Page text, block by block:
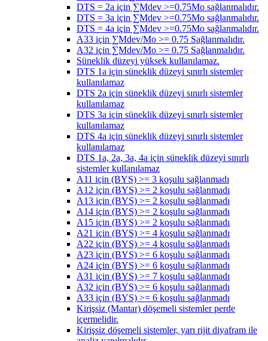
DTS = 2a için ∑Mdev >=0.75Mo sağlanmalıdır.
DTS = 3a için ∑Mdev >=0.75Mo sağlanmalıdır.
DTS = 4a için ∑Mdev >=0.75Mo sağlanmalıdır.
A33 için ∑Mdev/Mo >= 0.75 Sağlanmalıdır.
A32 için ∑Mdev/Mo >= 0.75 Sağlanmalıdır.
Süneklik düzeyi yüksek kullanılamaz.
DTS 1a için süneklik düzeyi sınırlı sistemler
kullanılamaz
DTS 2a için süneklik düzeyi sınırlı sistemler
kullanılamaz
DTS 3a için süneklik düzeyi sınırlı sistemler
kullanılamaz
DTS 4a için süneklik düzeyi sınırlı sistemler
kullanılamaz
DTS 1a, 2a, 3a, 4a için süneklik düzeyi sınırlı
sistemler kullanılamaz
A11 için (BYS) >= 3 koşulu sağlanmadı
A12 için (BYS) >= 2 koşulu sağlanmadı
A13 için (BYS) >= 2 koşulu sağlanmadı
A14 için (BYS) >= 2 koşulu sağlanmadı
A15 için (BYS) >= 2 koşulu sağlanmadı
A21 için (BYS) >= 4 koşulu sağlanmadı
A22 için (BYS) >= 4 koşulu sağlanmadı
A23 için (BYS) >= 6 koşulu sağlanmadı
A24 için (BYS) >= 6 koşulu sağlanmadı
A31 için (BYS) >= 7 koşulu sağlanmadı
A32 için (BYS) >= 6 koşulu sağlanmadı
A33 için (BYS) >= 6 koşulu sağlanmadı
Kirişsiz (Mantar) döşemeli sistemler perde
içermelidir.
Kirişsiz döşemeli sistemler, yarı rijit diyafram ile